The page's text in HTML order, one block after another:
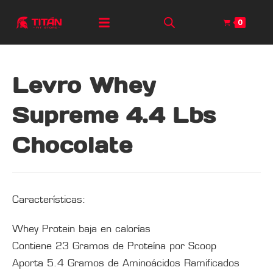
0
Levro Whey
Supreme 4.4 Lbs
Chocolate
Características:
Whey Protein baja en calorías
Contiene 23 Gramos de Proteína por Scoop
Aporta 5.4 Gramos de Aminoácidos Ramificados